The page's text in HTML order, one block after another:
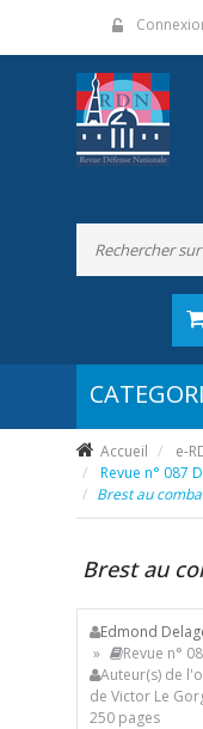
Accueil
e-
Revue n° 087
Brest au
Brest au
Edmond
»
Revue n°
Auteur(s) de
de Victor Le
250 pages